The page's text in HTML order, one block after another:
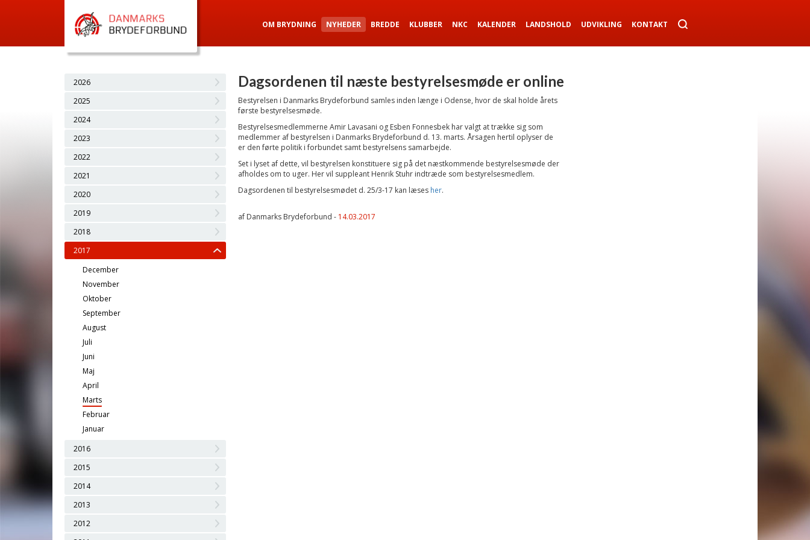
OM BRYDNING NYHEDER BREDDE KLUBBER NKC KALENDER LANDSHOLD UDVIKLING KONTAKT
2026
2025
2024
2023
2022
2021
2020
2019
2018
2017
December
November
Oktober
September
August
Juli
Juni
Maj
April
Marts
Februar
Januar
2016
2015
2014
2013
2012
Dagsordenen til næste bestyrelsesmøde er online
Bestyrelsen i Danmarks Brydeforbund samles inden længe i Odense, hvor de skal holde årets
første bestyrelsesmøde.
Bestyrelsesmedlemmerne Amir Lavasani og Esben Fonnesbek har valgt at trække sig som
medlemmer af bestyrelsen i Danmarks Brydeforbund d. 13. marts. Årsagen hertil oplyser de
er den førte politik i forbundet samt bestyrelsens samarbejde.
Set i lyset af dette, vil bestyrelsen konstituere sig på det næstkommende bestyrelsesmøde der
afholdes om to uger. Her vil suppleant Henrik Stuhr indtræde som bestyrelsesmedlem.
Dagsordenen til bestyrelsesmødet d. 25/3-17 kan læses her.
af Danmarks Brydeforbund - 14.03.2017